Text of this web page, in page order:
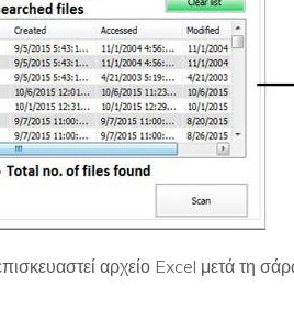
αρχείο Excel μετά τη